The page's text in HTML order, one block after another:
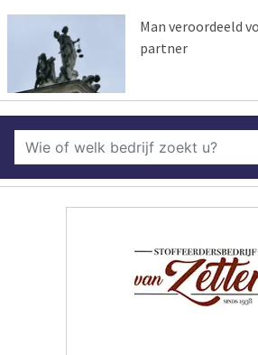
Man veroordeeld
partner